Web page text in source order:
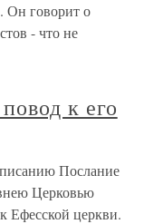
Он говорит о
- что не
к его
Послание
Церковью
Ефесской церкви.